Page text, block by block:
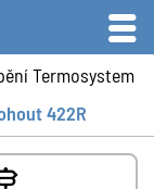
Termosystem
422R